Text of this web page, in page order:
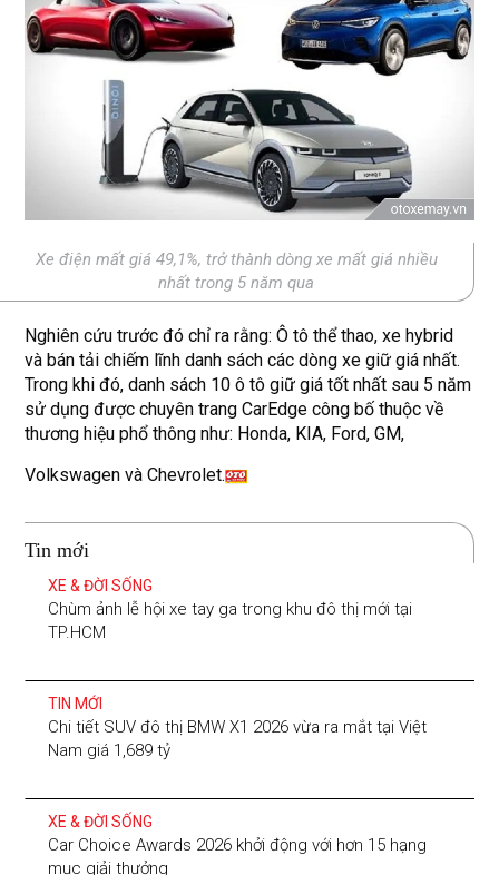
Xe điện mất giá 49,1%, trở thành dòng xe mất giá nhiều
nhất trong 5 năm qua
Nghiên cứu trước đó chỉ ra rằng: Ô tô thể thao, xe hybrid
và bán tải chiếm lĩnh danh sách các dòng xe giữ giá nhất.
Trong khi đó, danh sách 10 ô tô giữ giá tốt nhất sau 5 năm
sử dụng được chuyên trang CarEdge công bố thuộc về
thương hiệu phổ thông như: Honda, KIA, Ford, GM,
Volkswagen và Chevrolet.
Tin mới
XE & ĐỜI SỐNG
Chùm ảnh lễ hội xe tay ga trong khu đô thị mới tại
TP.HCM
TIN MỚI
Chi tiết SUV đô thị BMW X1 2026 vừa ra mắt tại Việt
Nam giá 1,689 tỷ
XE & ĐỜI SỐNG
Car Choice Awards 2026 khởi động với hơn 15 hạng
mục giải thưởng